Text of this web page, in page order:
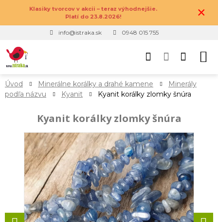
Klasiky tvorcov v akcii – teraz výhodnejšie.
Platí do 23.8.2026!
×
info@istraka.sk 0948 015 755
Úvod Minerálne korálky a drahé kamene
Minerály
podľa názvu
Kyanit Kyanit korálky zlomky šnúra
Kyanit korálky zlomky šnúra